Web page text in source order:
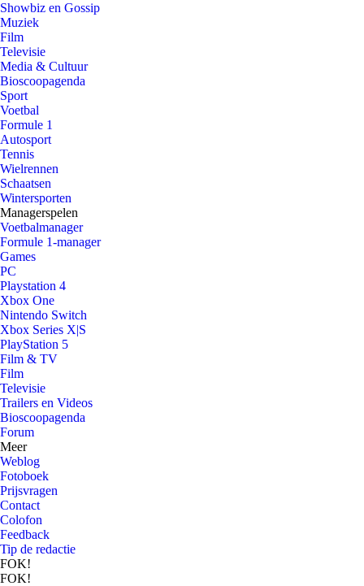
Showbiz en Gossip
Muziek
Film
Televisie
Media & Cultuur
Bioscoopagenda
Sport
Voetbal
Formule 1
Autosport
Tennis
Wielrennen
Schaatsen
Wintersporten
Managerspelen
Voetbalmanager
Formule 1-manager
Games
PC
Playstation 4
Xbox One
Nintendo Switch
Xbox Series X|S
PlayStation 5
Film & TV
Film
Televisie
Trailers en Videos
Bioscoopagenda
Forum
Meer
Weblog
Fotoboek
Prijsvragen
Contact
Colofon
Feedback
Tip de redactie
FOK!
FOK!